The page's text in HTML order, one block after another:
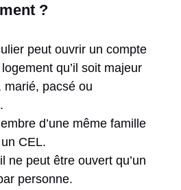
?
peut ouvrir un compte
logement qu’il soit majeur
marié, pacsé ou
d’une même famille
CEL.
ne peut être ouvert qu’un
personne.